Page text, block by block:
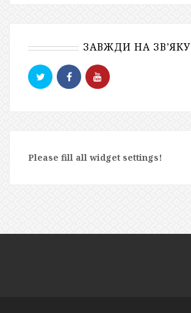
ЗАВЖДИ НА ЗВ’ЯКУ
Please fill all widget settings!